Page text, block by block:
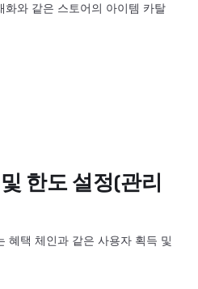
화와 같은 스토어의 아이템 카탈
한도 설정(관리
혜택 체인과 같은 사용자 획득 및